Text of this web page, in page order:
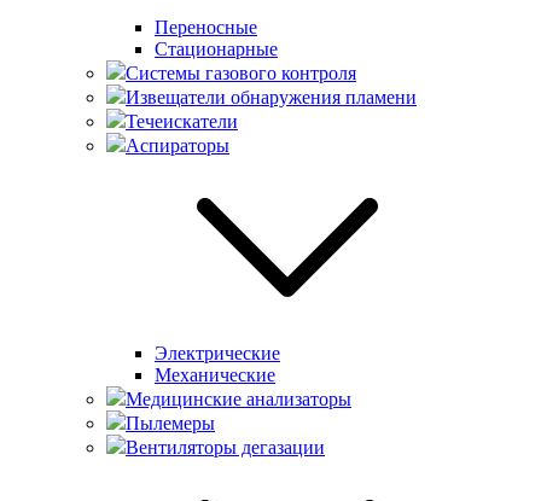
Переносные
Стационарные
Системы газового контроля
Извещатели обнаружения пламени
Течеискатели
Аспираторы
Электрические
Механические
Медицинские анализаторы
Пылемеры
Вентиляторы дегазации